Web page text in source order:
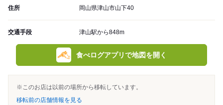
住所 岡山県津山市山下40
交通手段 津山駅から848m
食べログアプリで地図を開く
※このお店は以前の場所から移転しています。
移転前の店舗情報を見る